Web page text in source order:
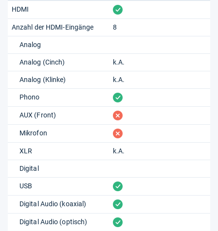
HDMI vorhanden
Anzahl der HDMI-Eingänge 8
Analog
Analog (Cinch) k.A.
Analog (Klinke) k.A.
Phono vorhanden
AUX (Front) fehlt
Mikrofon fehlt
XLR k.A.
Digital
USB vorhanden
Digital Audio (koaxial) vorhanden
Digital Audio (optisch) vorhanden